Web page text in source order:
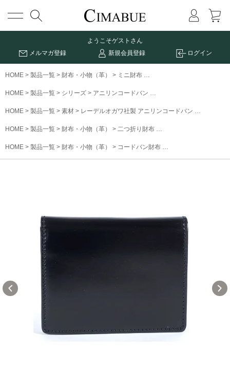
メニュー
ようこそゲストさん
メルマガ登録
新規会員登録 ログイン
HOME 製品一覧 財布・小物（革） ミニ財布 アニリンコードバンミニウ
HOME 製品一覧 シリーズ アニリンコードバン アニリンコードバンミニ
HOME 製品一覧 素材 レーデルオガワ社製 アニリンコードバン アニリン
HOME 製品一覧 財布・小物（革） 二つ折り財布 アニリンコードバンミ
HOME 製品一覧 財布・小物（革） コードバン財布 アニリンコードバン